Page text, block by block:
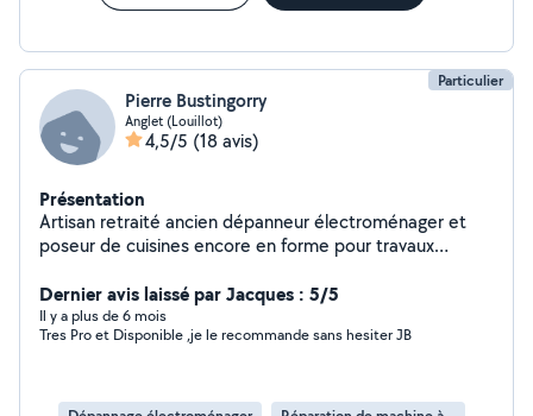
Particulier
Pierre Bustingorry
Anglet (Louillot)
4,5/5 (18 avis)
Présentation
Artisan retraité ancien dépanneur électroménager et
poseur de cuisines encore en forme pour travaux
Dernier avis laissé par Jacques : 5/5
Il y a plus de 6 mois
Tres Pro et Disponible ,je le recommande sans hesiter JB